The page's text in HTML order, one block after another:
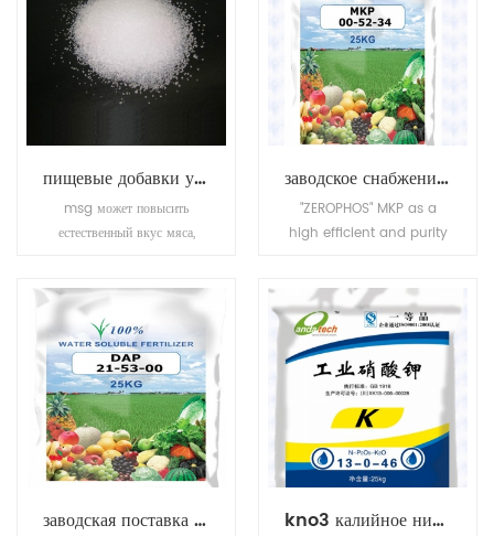
низкой калорийности, хотя в
30-50 раз слаще сахарозы
и т. д.
используются в кислотных
продуктах, таких как
салатные заправки
(уксус), газированные
напитки (угольная кислота),
джемы и фруктовые соки
(уксус) и приправы.
пищевые добавки усилитель вкуса msg
msg может повысить
естественный вкус мяса,
заводское снабжение монокалий фосфатом
"ZEROPHOS" MKP as a
high efficient and purity
also MKP has stable
chemical property, it is
odorless, tasteless, non
toxic, easily to dissolve in
water and hard to get
caked.
заводская поставка фосфата аммония (dap) kno3 калийное нитратное калийное удобрение